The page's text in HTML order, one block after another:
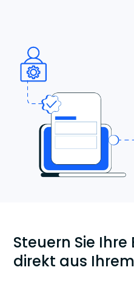
Steuern Sie
direkt aus